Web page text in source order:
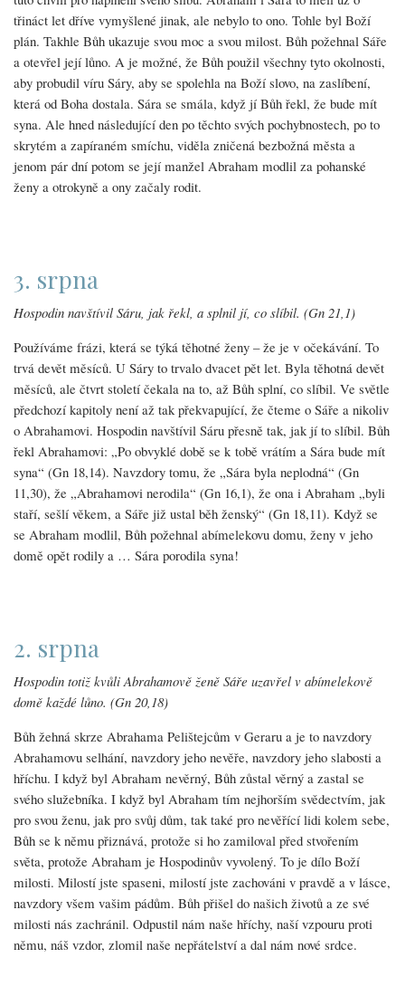
třináct let dříve vymyšlené jinak, ale nebylo to ono. Tohle byl Boží
plán. Takhle Bůh ukazuje svou moc a svou milost. Bůh požehnal Sáře
a otevřel její lůno. A je možné, že Bůh použil všechny tyto okolnosti,
aby probudil víru Sáry, aby se spolehla na Boží slovo, na zaslíbení,
která od Boha dostala. Sára se smála, když jí Bůh řekl, že bude mít
syna. Ale hned následující den po těchto svých pochybnostech, po to
skrytém a zapíraném smíchu, viděla zničená bezbožná města a
jenom pár dní potom se její manžel Abraham modlil za pohanské
ženy a otrokyně a ony začaly rodit.
3. srpna
Hospodin navštívil Sáru, jak řekl, a splnil jí, co slíbil. (Gn 21,1)
Používáme frázi, která se týká těhotné ženy – že je v očekávání. To
trvá devět měsíců. U Sáry to trvalo dvacet pět let. Byla těhotná devět
měsíců, ale čtvrt století čekala na to, až Bůh splní, co slíbil. Ve světle
předchozí kapitoly není až tak překvapující, že čteme o Sáře a nikoliv
o Abrahamovi. Hospodin navštívil Sáru přesně tak, jak jí to slíbil. Bůh
řekl Abrahamovi: „Po obvyklé době se k tobě vrátím a Sára bude mít
syna“ (Gn 18,14). Navzdory tomu, že „Sára byla neplodná“ (Gn
11,30), že „Abrahamovi nerodila“ (Gn 16,1), že ona i Abraham „byli
staří, sešlí věkem, a Sáře již ustal běh ženský“ (Gn 18,11). Když se
se Abraham modlil, Bůh požehnal abímelekovu domu, ženy v jeho
domě opět rodily a … Sára porodila syna!
2. srpna
Hospodin totiž kvůli Abrahamově ženě Sáře uzavřel v abímelekově
domě každé lůno. (Gn 20,18)
Bůh žehná skrze Abrahama Pelištejcům v Geraru a je to navzdory
Abrahamovu selhání, navzdory jeho nevěře, navzdory jeho slabosti a
hříchu. I když byl Abraham nevěrný, Bůh zůstal věrný a zastal se
svého služebníka. I když byl Abraham tím nejhorším svědectvím, jak
pro svou ženu, jak pro svůj dům, tak také pro nevěřící lidi kolem sebe,
Bůh se k němu přiznává, protože si ho zamiloval před stvořením
světa, protože Abraham je Hospodinův vyvolený. To je dílo Boží
milosti. Milostí jste spaseni, milostí jste zachováni v pravdě a v lásce,
navzdory všem vašim pádům. Bůh přišel do našich životů a ze své
milosti nás zachránil. Odpustil nám naše hříchy, naší vzpouru proti
němu, náš vzdor, zlomil naše nepřátelství a dal nám nové srdce.